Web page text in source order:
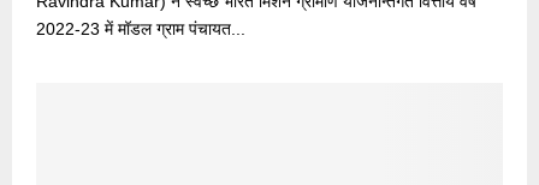
2022-23 में मॉडल ग्राम पंचायत...